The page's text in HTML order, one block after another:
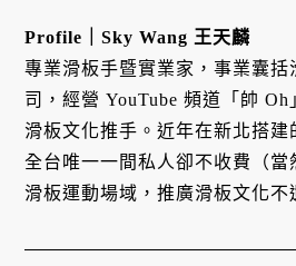
Profile｜Sky Wang 王天麟
專業滑板手暨實業家，事業囊括
司，經營 YouTube 頻道「帥
滑板文化推手。近年在新北搭建
全台唯一一間私人卻不收費（當
滑板運動場域，推廣滑板文化不